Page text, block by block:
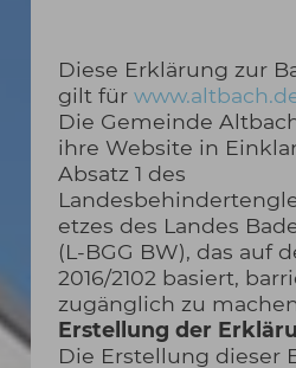
Diese Erklärung zur
gilt für
Die Gemeinde
ihre Website in
Absatz 1 des
etzes des Landes
(L-BGG BW), das auf
2016/2102 basiert,
zugänglich zu
Erstellung der
Die Erstellung dieser